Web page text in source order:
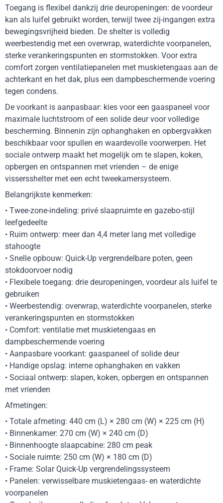
Toegang is flexibel dankzij drie deuropeningen: de voordeur
kan als luifel gebruikt worden, terwijl twee zij-ingangen extra
bewegingsvrijheid bieden. De shelter is volledig
weerbestendig met een overwrap, waterdichte voorpanelen,
sterke verankeringspunten en stormstokken. Voor extra
comfort zorgen ventilatiepanelen met muskietengaas aan de
achterkant en het dak, plus een dampbeschermende voering
tegen condens.
De voorkant is aanpasbaar: kies voor een gaaspaneel voor
maximale luchtstroom of een solide deur voor volledige
bescherming. Binnenin zijn ophanghaken en opbergvakken
beschikbaar voor spullen en waardevolle voorwerpen. Het
sociale ontwerp maakt het mogelijk om te slapen, koken,
opbergen en ontspannen met vrienden – de enige
vissersshelter met een echt tweekamersysteem.
Belangrijkste kenmerken:
• Twee-zone-indeling: privé slaapruimte en gazebo-stijl
leefgedeelte
• Ruim ontwerp: meer dan 4,4 meter lang met volledige
stahoogte
• Snelle opbouw: Quick-Up vergrendelbare poten, geen
stokdoorvoer nodig
• Flexibele toegang: drie deuropeningen, voordeur als luifel te
gebruiken
• Weerbestendig: overwrap, waterdichte voorpanelen, sterke
verankeringspunten en stormstokken
• Comfort: ventilatie met muskietengaas en
dampbeschermende voering
• Aanpasbare voorkant: gaaspaneel of solide deur
• Handige opslag: interne ophanghaken en vakken
• Sociaal ontwerp: slapen, koken, opbergen en ontspannen
met vrienden
Afmetingen:
• Totale afmeting: 440 cm (L) × 280 cm (W) × 225 cm (H)
• Binnenkamer: 270 cm (W) × 240 cm (D)
• Binnenhoogte slaapcabine: 280 cm peak
• Sociale ruimte: 250 cm (W) × 180 cm (D)
• Frame: Solar Quick-Up vergrendelingssysteem
• Panelen: verwisselbare muskietengaas- en waterdichte
voorpanelen